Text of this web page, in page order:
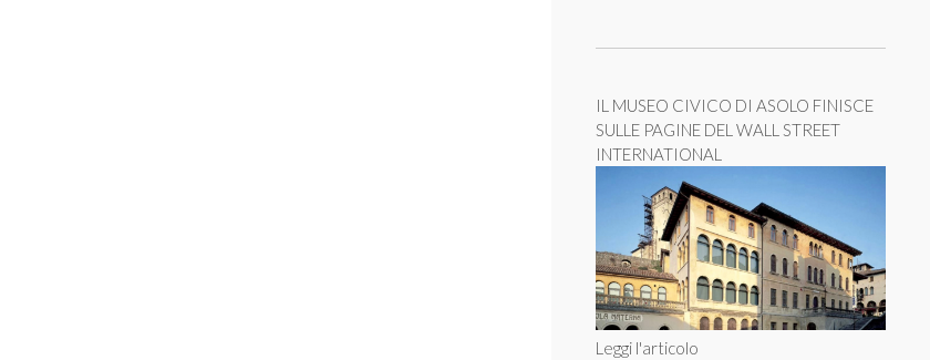
IL MUSEO CIVICO DI ASOLO FINISCE
SULLE PAGINE DEL WALL STREET
INTERNATIONAL
Leggi l'articolo